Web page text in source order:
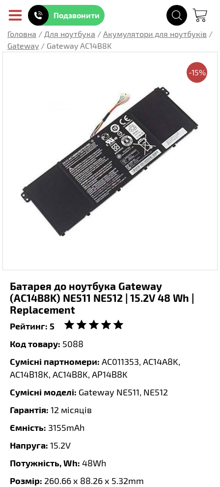
Подзвонити
Головна / Для ноутбука / Акумулятори для ноутбуків /
Gateway / Gateway AC14B8K
-15%
Батарея до ноутбука Gateway
(AC14B8K) NE511 NE512 | 15.2V 48 Wh |
Replacement
Рейтинг: 5
Код товару: 5088
Сумісні партномери: AC011353, AC14A8K,
AC14B18K, AC14B8K, AP14B8K
Сумісні моделі: Gateway NE511, NE512
Гарантія: 12 місяців
Ємність: 3155mAh
Напруга: 15.2V
Потужність, Wh: 48Wh
Розмір: 260.66 x 88.26 x 5.32mm